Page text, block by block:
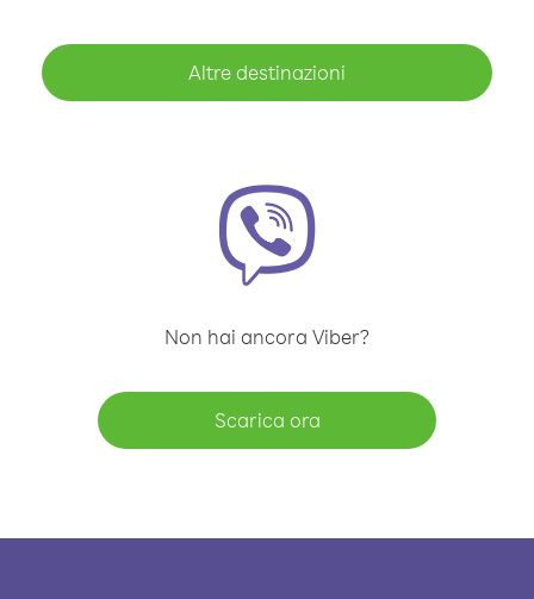
Altre destinazioni
Non hai ancora Viber?
Scarica ora